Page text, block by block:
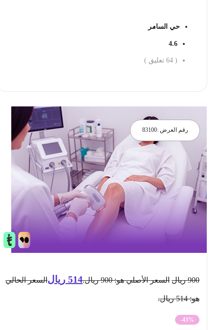
حي السامر
4.6
64 تعليق )
رقم العرض :83100
ريال السعر الأصلي هو: 900 ريال. 514 ريال السعر الحالي
-43%